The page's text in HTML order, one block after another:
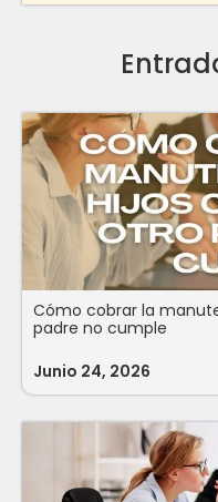
Cómo cobrar la
padre no cumple
Junio 24, 2026